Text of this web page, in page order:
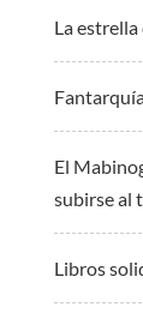
La estrella
El
subirse al
Libros